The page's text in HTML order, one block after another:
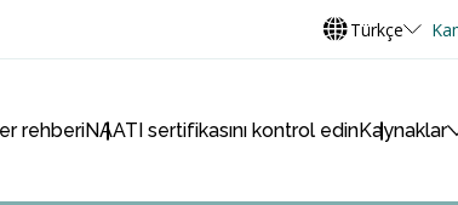
Türkçe
rehberiNAATI sertifikasını kontrol edinKaynaklar